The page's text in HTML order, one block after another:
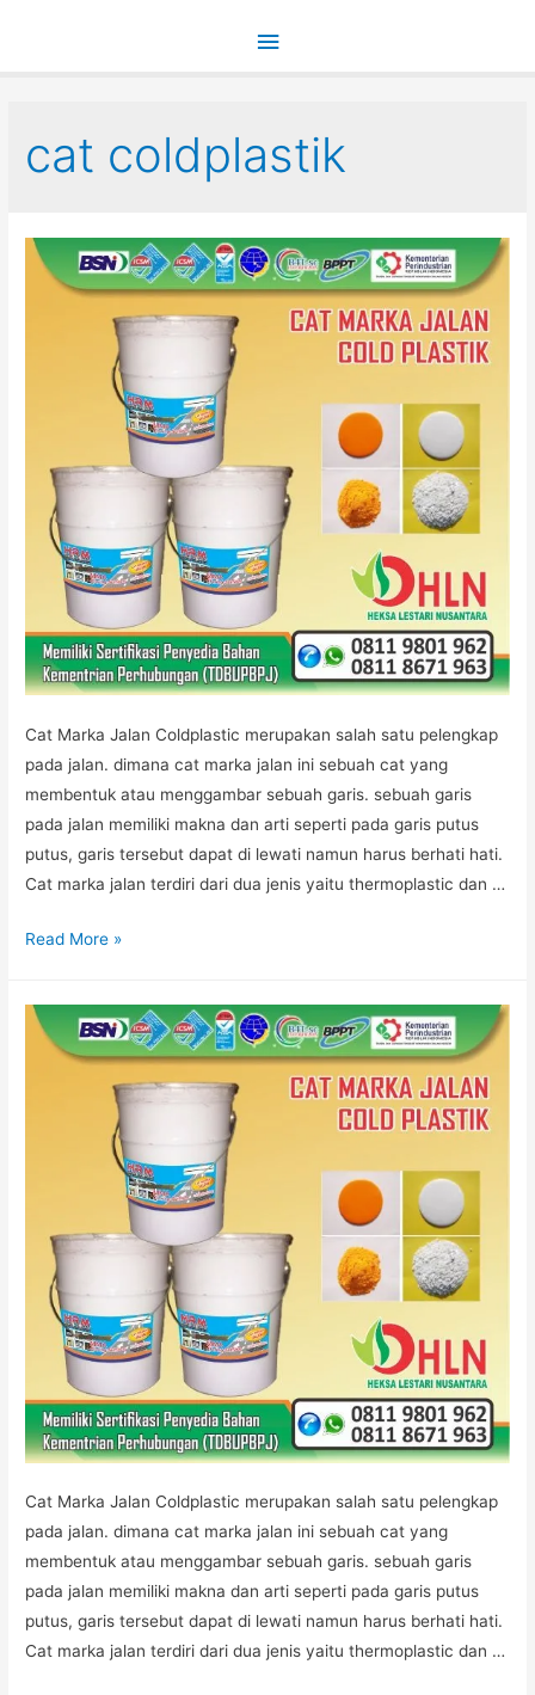
Main
cat coldplastik
Cat Marka Jalan Coldplastic merupakan salah satu pelengkap
pada jalan. dimana cat marka jalan ini sebuah cat yang
membentuk atau menggambar sebuah garis. sebuah garis
pada jalan memiliki makna dan arti seperti pada garis putus
putus, garis tersebut dapat di lewati namun harus berhati hati.
Cat marka jalan terdiri dari dua jenis yaitu thermoplastic dan …
JUAL
JAKARTA
Read More »
Cat Marka Jalan Coldplastic merupakan salah satu pelengkap
pada jalan. dimana cat marka jalan ini sebuah cat yang
membentuk atau menggambar sebuah garis. sebuah garis
pada jalan memiliki makna dan arti seperti pada garis putus
putus, garis tersebut dapat di lewati namun harus berhati hati.
Cat marka jalan terdiri dari dua jenis yaitu thermoplastic dan …